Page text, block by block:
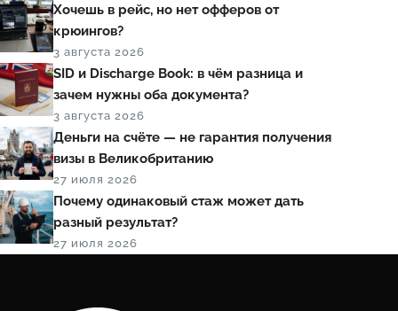
Хочешь в рейс, но нет офферов от
крюингов?
3 августа 2026
SID и Discharge Book: в чём разница и
зачем нужны оба документа?
3 августа 2026
Деньги на счёте — не гарантия получения
визы в Великобританию
27 июля 2026
Почему одинаковый стаж может дать
разный результат?
27 июля 2026